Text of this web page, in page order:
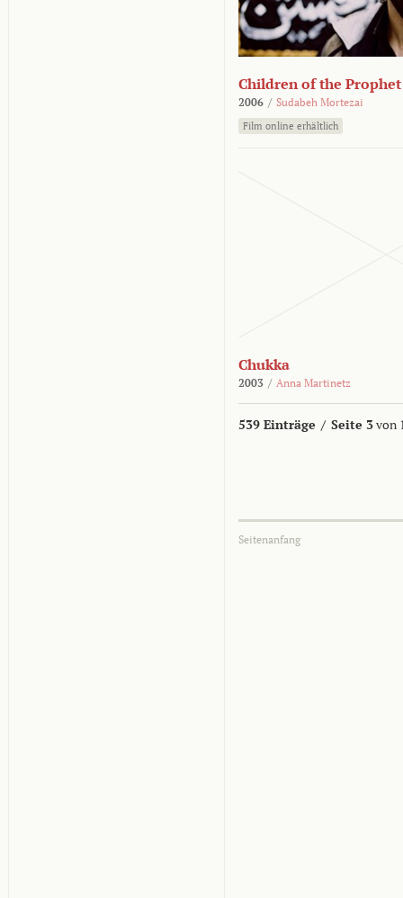
Children of the Prophet
2006 / Sudabeh Mortezai
Film online erhältlich
Chukka
2003 / Anna Martinetz
539 Einträge / Seite 3von
Seitenanfang